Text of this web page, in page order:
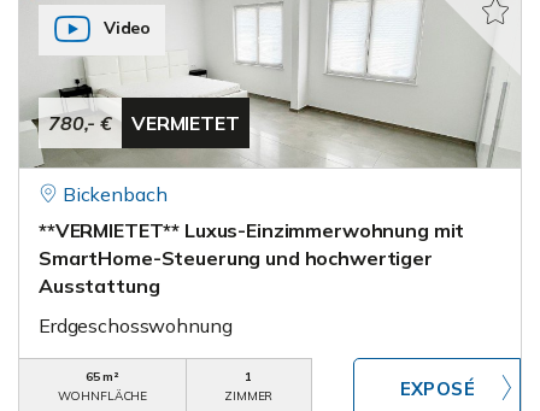
780,- € VERMIETET
Video
Bickenbach
**VERMIETET** Luxus-Einzimmerwohnung mit
SmartHome-Steuerung und hochwertiger
Ausstattung
Erdgeschosswohnung
65 m²
WOHNFLÄCHE
1
ZIMMER